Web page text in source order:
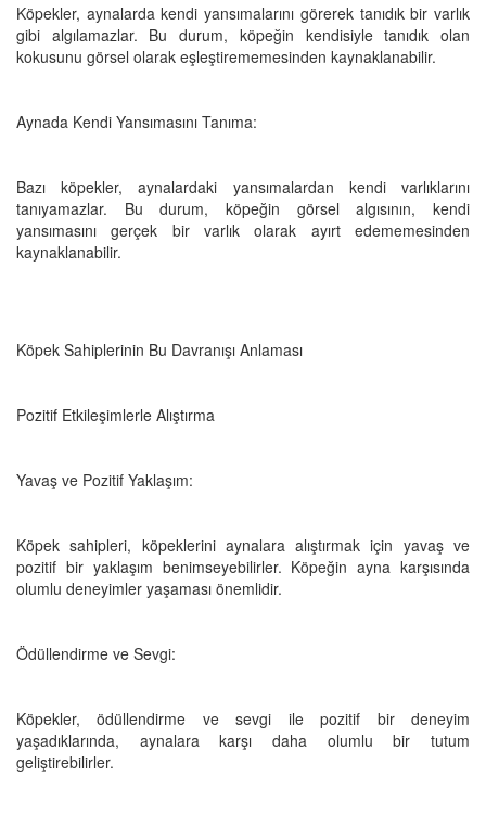
Köpekler, aynalarda kendi yansımalarını görerek tanıdık bir varlık
gibi algılamazlar. Bu durum, köpeğin kendisiyle tanıdık olan
kokusunu görsel olarak eşleştirememesinden kaynaklanabilir.
Aynada Kendi Yansımasını Tanıma:
Bazı köpekler, aynalardaki yansımalardan kendi varlıklarını
tanıyamazlar. Bu durum, köpeğin görsel algısının, kendi
yansımasını gerçek bir varlık olarak ayırt edememesinden
kaynaklanabilir.
Köpek Sahiplerinin Bu Davranışı Anlaması
Pozitif Etkileşimlerle Alıştırma
Yavaş ve Pozitif Yaklaşım:
Köpek sahipleri, köpeklerini aynalara alıştırmak için yavaş ve
pozitif bir yaklaşım benimseyebilirler. Köpeğin ayna karşısında
olumlu deneyimler yaşaması önemlidir.
Ödüllendirme ve Sevgi:
Köpekler, ödüllendirme ve sevgi ile pozitif bir deneyim
yaşadıklarında, aynalara karşı daha olumlu bir tutum
geliştirebilirler.